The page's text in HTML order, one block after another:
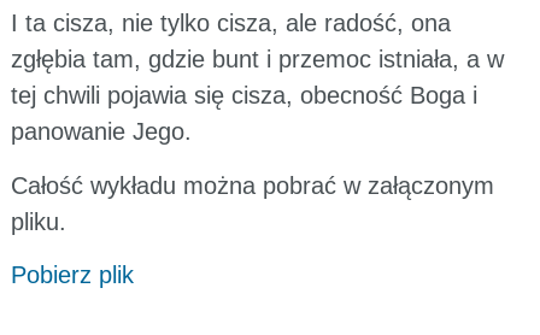
I ta cisza, nie tylko cisza, ale radość, ona
zgłębia tam, gdzie bunt i przemoc istniała, a w
tej chwili pojawia się cisza, obecność Boga i
panowanie Jego.
Całość wykładu można pobrać w załączonym
pliku.
Pobierz plik